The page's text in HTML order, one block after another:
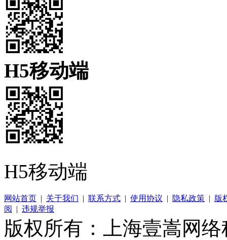
H5移动端
H5移动端
网站首页 关于我们 联系方式 使用协议 隐私政策
版
阅
违规举报
版权所有：上海壹嵩网